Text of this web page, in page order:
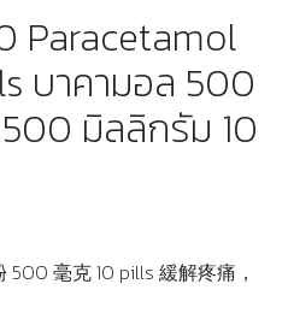
Paracetamol
บาคามอล 500
มิลลิกรัม 10
毫克 10 pills 緩解疼痛，